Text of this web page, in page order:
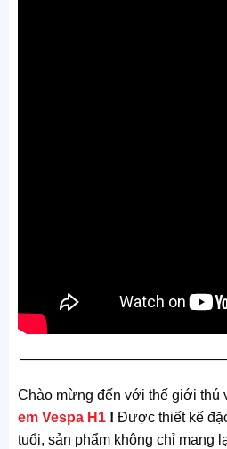
Chào mừng đến với thế giới thú
em Vespa H1 ! Được thiết kế
tuổi, sản phẩm không chỉ mang